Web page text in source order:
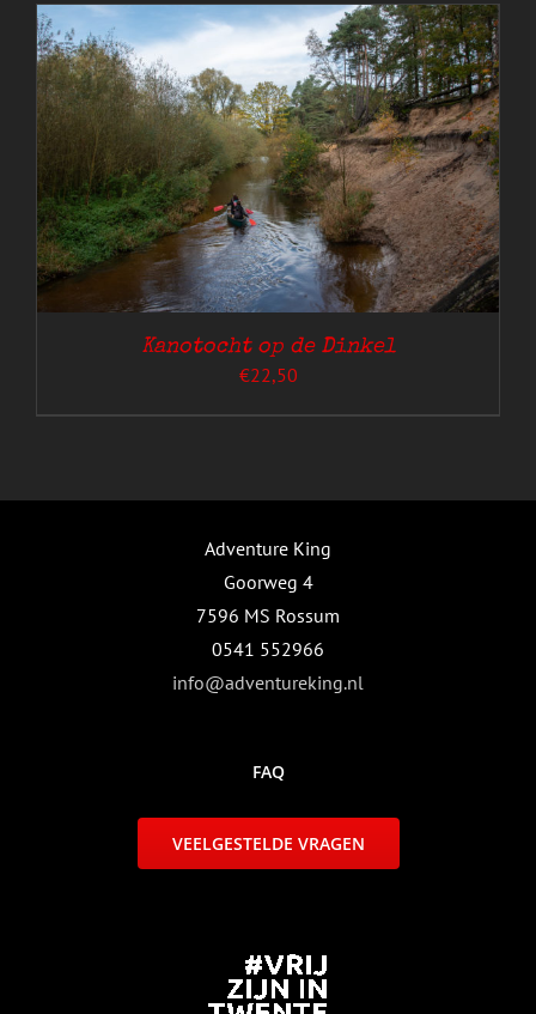
Kanotocht op de Dinkel
€22,50
Adventure King
Goorweg 4
7596 MS Rossum
0541 552966
info@adventureking.nl
FAQ
VEELGESTELDE VRAGEN